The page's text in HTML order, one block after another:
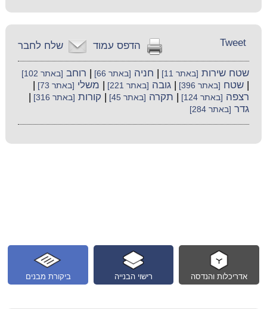
שלח לחבר הדפס עמוד Tweet
שטח שירות [באתר 11] חניה [באתר 66] רוחב [באתר 102]
|שטח [באתר 396] |גובה [באתר 221] משלי [באתר 73]
רצפה [באתר 124] תקרה [באתר 45] קורות [באתר 316]
גדר [באתר 284]
ביקורת מבנים רישוי הבנייה אדריכלות והנדסה